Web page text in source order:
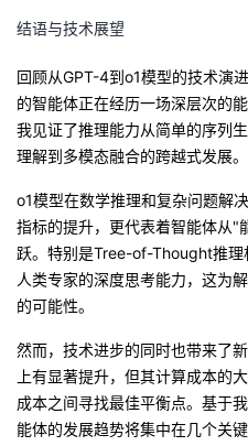
结语与技术展望
回顾从GPT-4到o1模型的技术演
的智能体正在经历一场深层次的
我见证了推理能力从简单的序列
理解到多模态融合的跨越式发展。
o1模型在数学推理和复杂问题解
指标的提升，更代表着智能体从
跃。特别是Tree-of-Thought推理
人类专家的深度思考能力，这为
的可能性。
然而，技术进步的同时也带来了
上有显著提升，但其计算成本的
成本之间寻找最佳平衡点。基于
能体的发展趋势将集中在几个关键